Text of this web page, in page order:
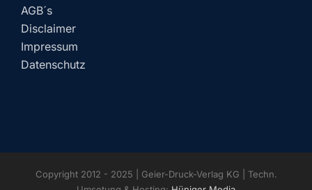
AGB´s
Disclaimer
Impressum
Datenschutz
Copyright 2012 - 2025 | Geier-Druck-Verlag KG | Techn.